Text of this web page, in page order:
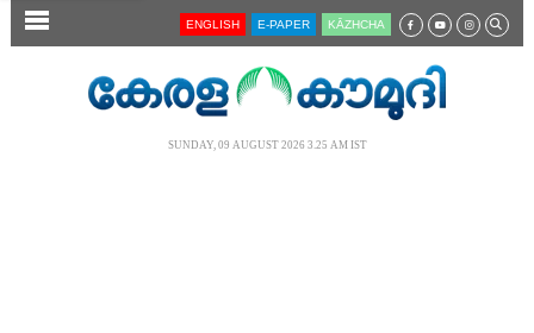
SECTIONS ENGLISH E-PAPER KĀZHCHA
SUNDAY, 09 AUGUST 2026 3.25 AM IST